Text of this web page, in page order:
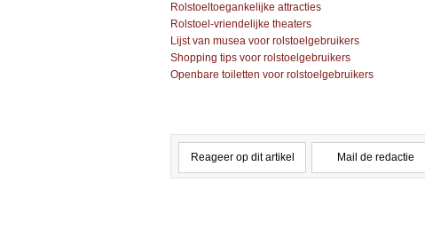
Rolstoeltoegankelijke attracties
Rolstoel-vriendelijke theaters
Lijst van musea voor rolstoelgebruikers
Shopping tips voor rolstoelgebruikers
Openbare toiletten voor rolstoelgebruikers
Reageer op dit artikel Mail de redactie